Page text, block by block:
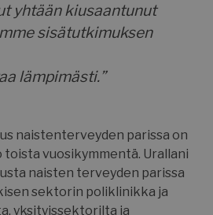
yhtään kiusaantunut
sisätutkimuksen
lämpimästi.”
naistenterveyden parissa on
toista vuosikymmentä. Urallani
naisten terveyden parissa
sektorin poliklinikka ja
yksityissektorilta ja